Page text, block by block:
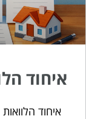
איחוד
איחוד